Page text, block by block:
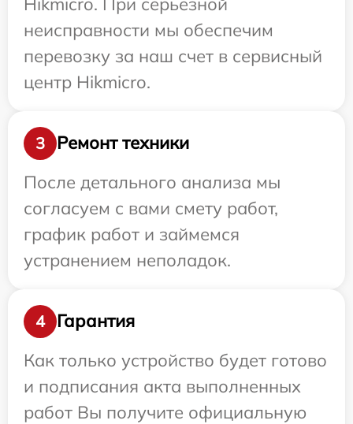
неисправности мы обеспечим
перевозку за наш счет в сервисный
центр Hikmicro.
3
Ремонт техники
После детального анализа мы
согласуем с вами смету работ,
график работ и займемся
устранением неполадок.
4
Гарантия
Как только устройство будет готово
и подписания акта выполненных
работ Вы получите официальную